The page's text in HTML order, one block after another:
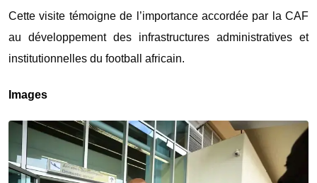
Cette visite témoigne de l’importance accordée par la CAF
au développement des infrastructures administratives et
institutionnelles du football africain.
Images